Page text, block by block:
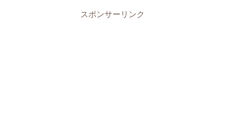
スポンサーリンク